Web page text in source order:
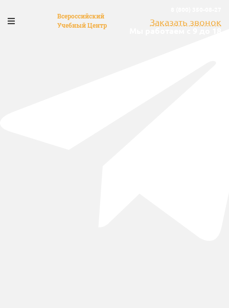
Всероссийский
Учебный Центр
Заказать звонок